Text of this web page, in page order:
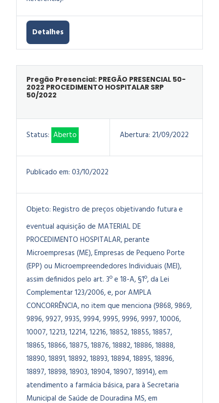
Detalhes
Pregão Presencial: PREGÃO PRESENCIAL 50-
2022 PROCEDIMENTO HOSPITALAR SRP
50/2022
Status: Aberto Abertura: 21/09/2022
Publicado em: 03/10/2022
Objeto: Registro de preços objetivando futura e
eventual aquisição de MATERIAL DE
PROCEDIMENTO HOSPITALAR, perante
Microempresas (ME), Empresas de Pequeno Porte
(EPP) ou Microempreendedores Individuais (MEI),
assim definidos pelo art. 3º e 18-A, §1º, da Lei
Complementar 123/2006, e, por AMPLA
CONCORRÊNCIA, no item que menciona (9868, 9869,
9896, 9927, 9935, 9994, 9995, 9996, 9997, 10006,
10007, 12213, 12214, 12216, 18852, 18855, 18857,
18865, 18866, 18875, 18876, 18882, 18886, 18888,
18890, 18891, 18892, 18893, 18894, 18895, 18896,
18897, 18898, 18903, 18904, 18907, 18914), em
atendimento a farmácia básica, para à Secretaria
Municipal de Saúde de Douradina MS, em